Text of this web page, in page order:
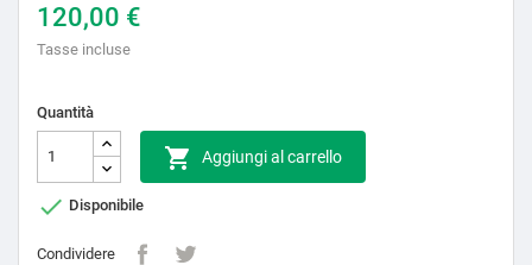
120,00 €
Tasse incluse
Quantità
 Aggiungi al carrello
 Disponibile
Condividere